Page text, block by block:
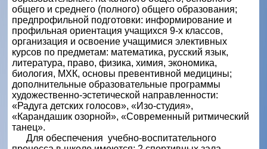
общего и среднего (полного) общего образования;
предпрофильной подготовки: информирование и
профильная ориентация учащихся 9-х классов,
организация и освоение учащимися элективных
курсов по предметам: математика, русский язык,
литература, право, физика, химия, экономика,
биология, МХК, основы превентивной медицины;
дополнительные образовательные программы
художественно-эстетической направленности:
«Радуга детских голосов», «Изо-студия»,
«Карандашик озорной», «Современный ритмический
танец».
Для обеспечения учебно-воспитательного